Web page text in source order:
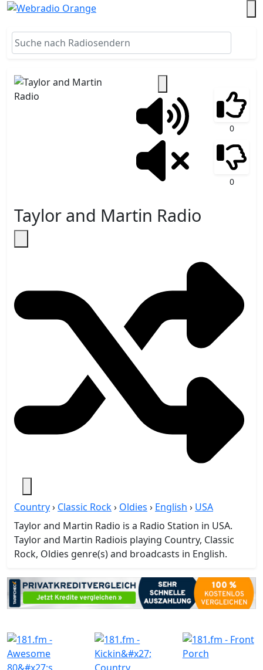
Taylor and Martin Radio
Country› Classic Rock› Oldies › English › USA
Taylor and Martin Radio is a Radio Station in USA.
Taylor and Martin Radiois playing Country, Classic
Rock, Oldies genre(s) and broadcasts in English.
0
0